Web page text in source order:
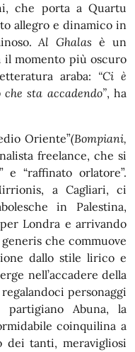
che porta a Quartu
allegro e dinamico in
Al Ghalas è un
momento più oscuro
araba: “Ci è
sta accadendo”, ha
Oriente”(Bompiani,
freelance, che si
e “raffinato orlatore”.
a Cagliari, ci
in Palestina,
Londra e arrivando
che commuove
dallo stile lirico e
nell’accadere della
personaggi
Abuna, la
coinquilina a
dei tanti, meravigliosi